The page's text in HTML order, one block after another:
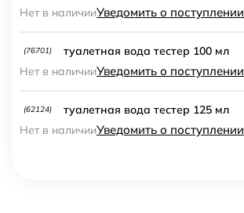
Нет в наличииУведомить о поступлении
(76701)
туалетная вода тестер 100 мл
Нет в наличииУведомить о поступлении
(62124)
туалетная вода тестер 125 мл
Нет в наличииУведомить о поступлении